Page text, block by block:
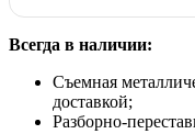
Всегда в наличии:
Съемная
доставкой;
Разборно-